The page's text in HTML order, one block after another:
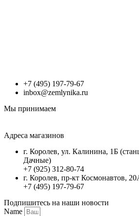
+7 (495) 197-79-67
inbox@zemlynika.ru
Мы принимаем
Адреса магазинов
г. Королев, ул. Калинина, 1Б
Дачные)
+7 (925) 312-80-74
г. Королев, пр-кт Космонавтов,
+7 (495) 197-79-67
Подпишитесь на наши новости
Name